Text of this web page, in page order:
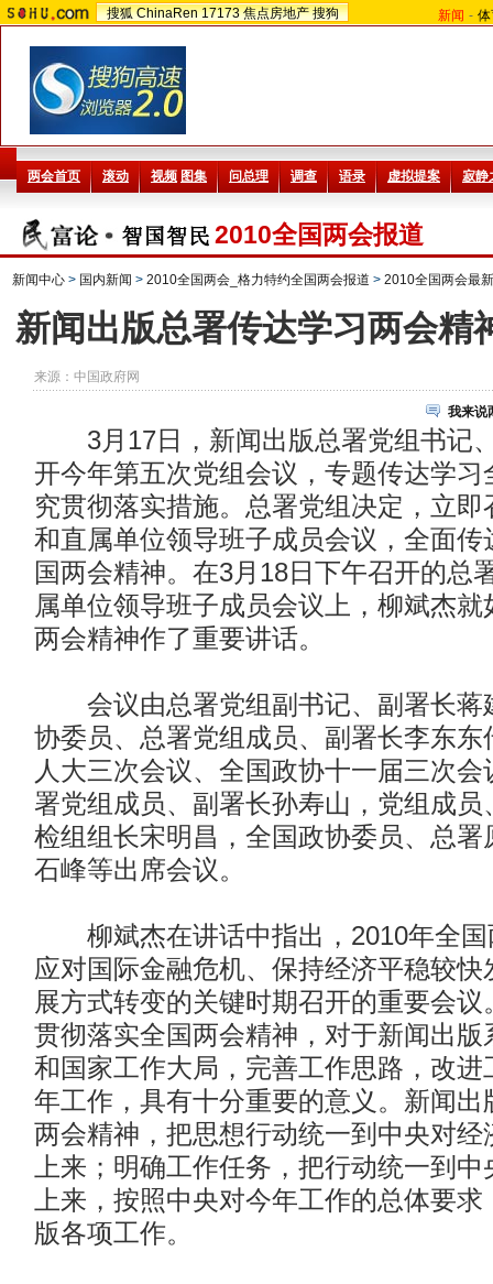
搜狐 ChinaRen 17173 焦点房地产 搜狗 新闻 -
2010全国两会报道
新闻中心 > 国内新闻 > 2010全国两会_格力特约全国两会报道 > 2010全国两会最
新闻出版总署传达学习两会精
来源： 中国政府网
我来说
3月17日，新闻出版总署党组书记
开今年第五次党组会议，专题传达学习
究贯彻落实措施。总署党组决定，立
和直属单位领导班子成员会议，全面传
国两会精神。在3月18日下午召开的总
属单位领导班子成员会议上，柳斌杰
两会精神作了重要讲话。
会议由总署党组副书记、副署长蒋
协委员、总署党组成员、副署长李东东
人大三次会议、全国政协十一届三次
署党组成员、副署长孙寿山，党组成员
检组组长宋明昌，全国政协委员、总署
石峰等出席会议。
柳斌杰在讲话中指出，2010年全国
应对国际金融危机、保持经济平稳较
展方式转变的关键时期召开的重要会
贯彻落实全国两会精神，对于新闻出版
和国家工作大局，完善工作思路，改进
年工作，具有十分重要的意义。新闻出
两会精神，把思想行动统一到中央对经
上来；明确工作任务，把行动统一到
上来，按照中央对今年工作的总体要
版各项工作。